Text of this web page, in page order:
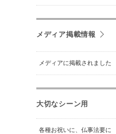
メディア掲載情報
メディアに掲載されました
大切なシーン用
各種お祝いに、仏事法要に